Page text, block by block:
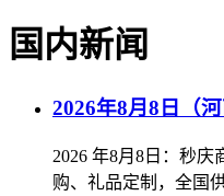
国内新闻
2026年8月8日（
2026 年8月8日：秒
购、礼品定制，全国